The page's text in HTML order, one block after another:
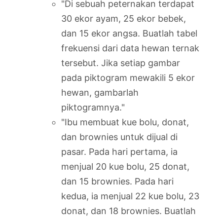
"Di sebuah peternakan terdapat
30 ekor ayam, 25 ekor bebek,
dan 15 ekor angsa. Buatlah tabel
frekuensi dari data hewan ternak
tersebut. Jika setiap gambar
pada piktogram mewakili 5 ekor
hewan, gambarlah
piktogramnya."
"Ibu membuat kue bolu, donat,
dan brownies untuk dijual di
pasar. Pada hari pertama, ia
menjual 20 kue bolu, 25 donat,
dan 15 brownies. Pada hari
kedua, ia menjual 22 kue bolu, 23
donat, dan 18 brownies. Buatlah